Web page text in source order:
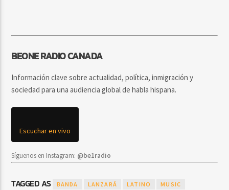
BEONE RADIO CANADA
Información clave sobre actualidad, política, inmigración y
sociedad para una audiencia global de habla hispana.
Escuchar en vivo
Síguenos en Instagram: @be1radio
TAGGED AS BANDA LANZARÁ LATINO MUSIC